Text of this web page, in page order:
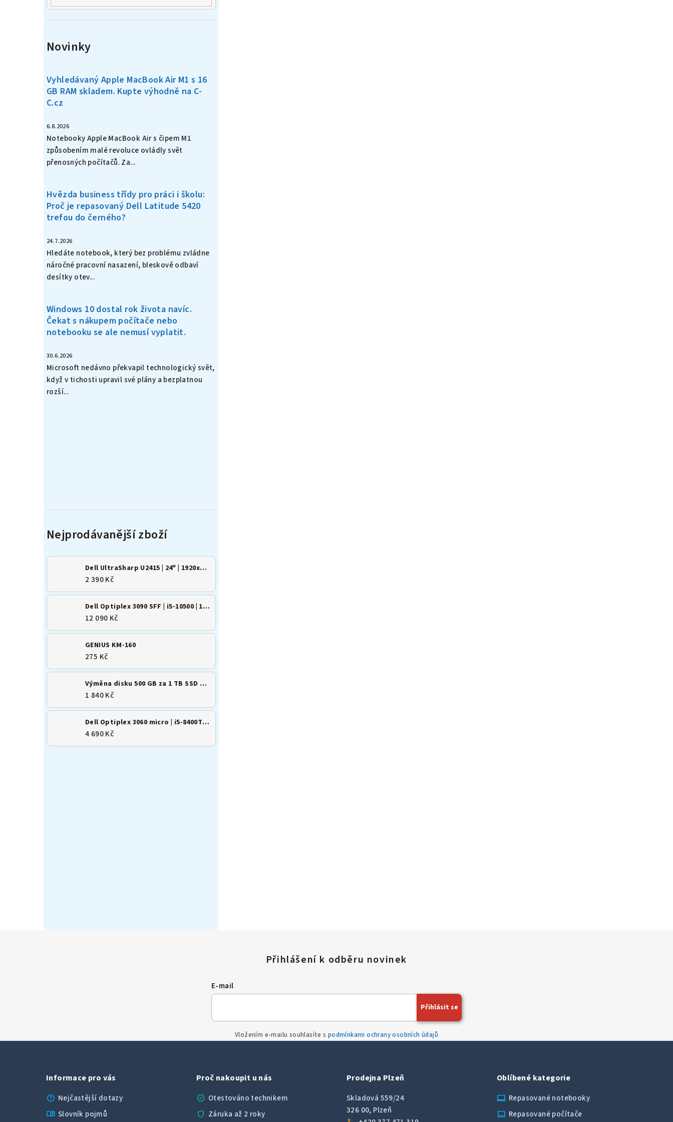
Novinky
Vyhledávaný Apple MacBook Air M1 s 16
GB RAM skladem. Kupte výhodně na C-
C.cz
6.8.2026
Notebooky Apple MacBook Air s čipem M1
způsobením malé revoluce ovládly svět
přenosných počítačů. Za...
Hvězda business třídy pro práci i školu:
Proč je repasovaný Dell Latitude 5420
trefou do černého?
24.7.2026
Hledáte notebook, který bez problému zvládne
náročné pracovní nasazení, bleskově odbaví
desítky otev...
Windows 10 dostal rok života navíc.
Čekat s nákupem počítače nebo
notebooku se ale nemusí vyplatit.
30.6.2026
Microsoft nedávno překvapil technologický svět,
když v tichosti upravil své plány a bezplatnou
rozší...
Dell UltraSharp U2415 | 24" | 1920x1200 | 16:10 | IPS
2 390 Kč
Dell Optiplex 3090 SFF | i5-10500 | 16GB | 500GB SSD | Win 11
12 090 Kč
GENIUS KM-160
275 Kč
Výměna disku 500 GB za 1 TB SSD M.2 NVMe
1 840 Kč
Dell Optiplex 3060 micro | i5-8400T | 8GB | 256GB SSD | Win 11
4 690 Kč
E-mail
Vložením e-mailu souhlasíte s podmínkami ochrany osobních údajů
Přihlásit se
Informace pro vás
help Nejčastější dotazy
menu_book Slovník pojmů
Proč nakoupit u nás
verified Otestováno technikem
shield Záruka až 2 roky
Prodejna Plzeň
Skladová 559/24
326 00, Plzeň
Oblíbené kategorie
laptop_chromebook Repasované notebooky
computer Repasované počítače